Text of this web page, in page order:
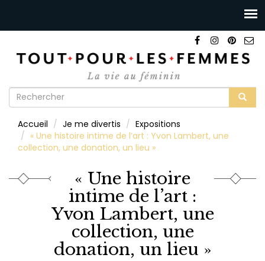
Formulaire
recherche
Accueil Je me divertis
Expositions
« Une histoire intime de l’art : Yvon Lambert, une
collection, une donation, un lieu »
« Une histoire
intime de l’art :
Yvon Lambert, une
collection, une
donation, un lieu »